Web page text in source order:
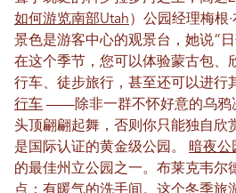
如何游览南部Utah ） 公园经理梅根
景色是游客中心的观景台，她说“
在这个季节，您可以体验蒙古包、
行车、徒步旅行，甚至还可以进行
行车 ——除非一群不怀好意的乌鸦
头顶翩翩起舞，否则你只能独自欣
是国际认证的黄金级公园。 暗夜公
的最佳州立公园之一。布莱克韦尔